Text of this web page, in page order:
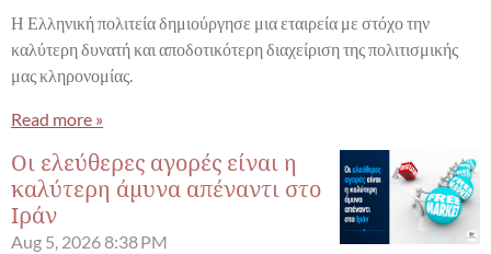
Η Ελληνική πολιτεία δημιούργησε μια εταιρεία με στόχο την
καλύτερη δυνατή και αποδοτικότερη διαχείριση της πολιτισμικής
μας κληρονομίας.
Read more »
Οι ελεύθερες αγορές είναι η
καλύτερη άμυνα απέναντι στο
Ιράν
Aug 5, 2026 8:38 PM